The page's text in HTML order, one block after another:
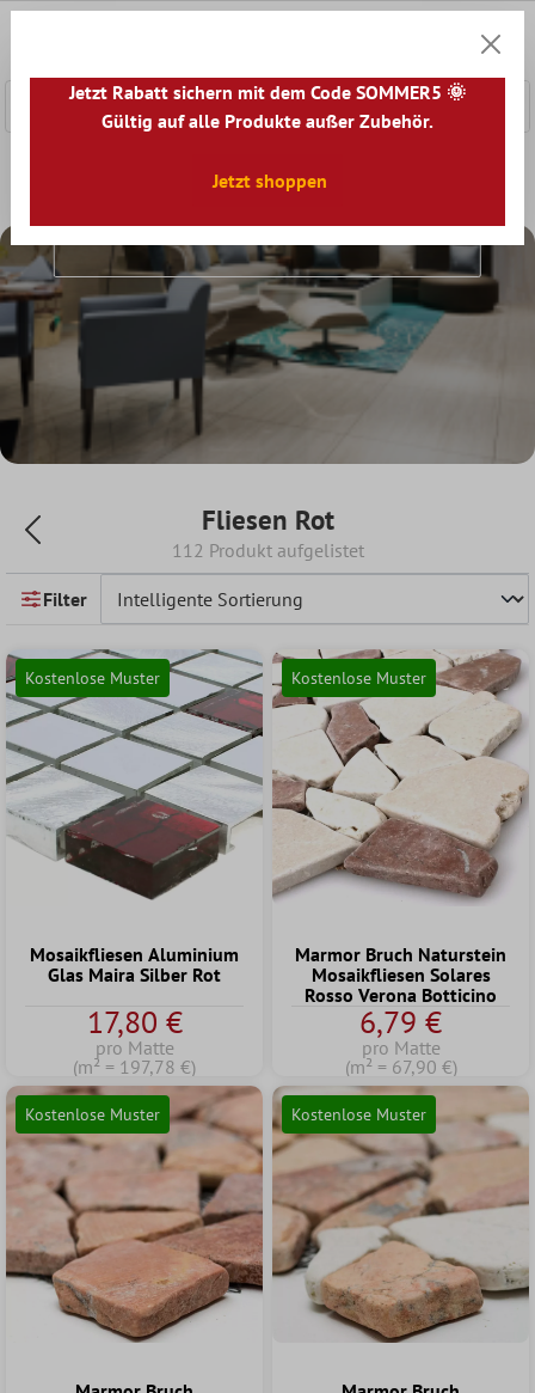
Fliesen nach Farben
Fliesen Rot
Fliesen Rot
112 Produkt aufgelistet
Filter
Kostenlose Muster
Mosaikfliesen Aluminium
Glas Maira Silber Rot
17,80 €
pro Matte
(m² = 197,78 €)
Kostenlose Muster
Marmor Bruch Naturstein
Mosaikfliesen Solares
Rosso Verona Botticino
6,79 €
pro Matte
(m² = 67,90 €)
Kostenlose Muster Kostenlose Muster
Jetzt Rabatt sichern mit dem Code SOMMER5 🌞
Gültig auf alle Produkte außer Zubehör.
Jetzt shoppen